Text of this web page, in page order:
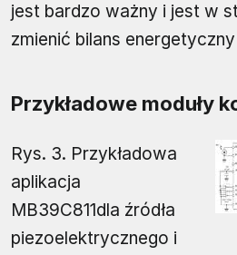
jest bardzo ważny i jest w
zmienić bilans
Przykładowe moduły
Rys. 3. Przykładowa
aplikacja
MB39C811dla źródła
piezoelektrycznego i